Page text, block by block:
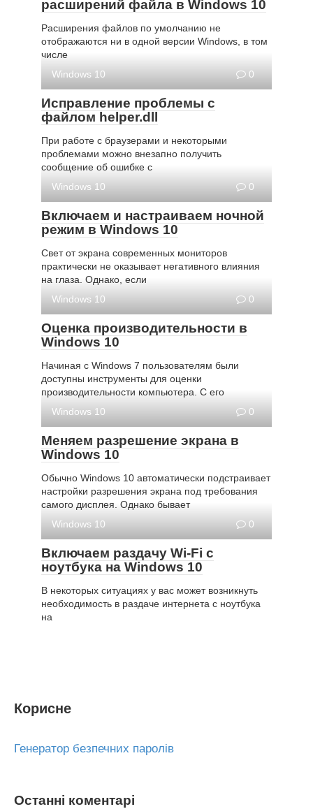
расширений файла в Windows 10
Расширения файлов по умолчанию не
отображаются ни в одной версии Windows, в том
числе
Windows 10
0
Исправление проблемы с
файлом helper.dll
При работе с браузерами и некоторыми
проблемами можно внезапно получить
сообщение об ошибке с
Windows 10
0
Включаем и настраиваем ночной
режим в Windows 10
Свет от экрана современных мониторов
практически не оказывает негативного влияния
на глаза. Однако, если
Windows 10
0
Оценка производительности в
Windows 10
Начиная с Windows 7 пользователям были
доступны инструменты для оценки
производительности компьютера. С его
Windows 10
0
Меняем разрешение экрана в
Windows 10
Обычно Windows 10 автоматически подстраивает
настройки разрешения экрана под требования
самого дисплея. Однако бывает
Windows 10
0
Включаем раздачу Wi-Fi с
ноутбука на Windows 10
В некоторых ситуациях у вас может возникнуть
необходимость в раздаче интернета с ноутбука
на
Корисне
Генератор безпечних паролів
Останні коментарі